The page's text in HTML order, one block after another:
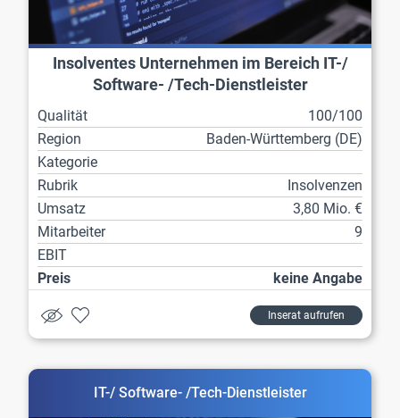
Insolventes Unternehmen im Bereich IT-/
Software- /Tech-Dienstleister
Qualität
100/100
Region
Baden-Württemberg (DE)
Kategorie
Rubrik
Insolvenzen
Umsatz
3,80 Mio. €
Mitarbeiter
9
EBIT
Preis
keine Angabe
Inserat aufrufen
IT-/ Software- /Tech-Dienstleister